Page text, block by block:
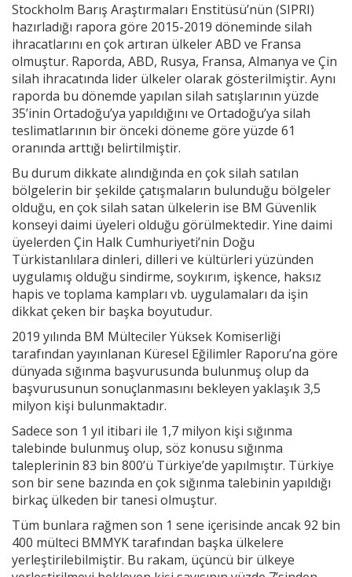
Stockholm Barış Araştırmaları Enstitüsü’nün (SIPRI)
hazırladığı rapora göre 2015-2019 döneminde silah
ihracatlarını en çok artıran ülkeler ABD ve Fransa
olmuştur. Raporda, ABD, Rusya, Fransa, Almanya ve Çin
silah ihracatında lider ülkeler olarak gösterilmiştir. Aynı
raporda bu dönemde yapılan silah satışlarının yüzde
35’inin Ortadoğu’ya yapıldığını ve Ortadoğu’ya silah
teslimatlarının bir önceki döneme göre yüzde 61
oranında arttığı belirtilmiştir.
Bu durum dikkate alındığında en çok silah satılan
bölgelerin bir şekilde çatışmaların bulunduğu bölgeler
olduğu, en çok silah satan ülkelerin ise BM Güvenlik
konseyi daimi üyeleri olduğu görülmektedir. Yine daimi
üyelerden Çin Halk Cumhuriyeti’nin Doğu
Türkistanlılara dinleri, dilleri ve kültürleri yüzünden
uygulamış olduğu sindirme, soykırım, işkence, haksız
hapis ve toplama kampları vb. uygulamaları da işin
dikkat çeken bir başka boyutudur.
2019 yılında BM Mülteciler Yüksek Komiserliği
tarafından yayınlanan Küresel Eğilimler Raporu’na göre
dünyada sığınma başvurusunda bulunmuş olup da
başvurusunun sonuçlanmasını bekleyen yaklaşık 3,5
milyon kişi bulunmaktadır.
Sadece son 1 yıl itibari ile 1,7 milyon kişi sığınma
talebinde bulunmuş olup, söz konusu sığınma
taleplerinin 83 bin 800’ü Türkiye’de yapılmıştır. Türkiye
son bir sene bazında en çok sığınma talebinin yapıldığı
birkaç ülkeden bir tanesi olmuştur.
Tüm bunlara rağmen son 1 sene içerisinde ancak 92 bin
400 mülteci BMMYK tarafından başka ülkelere
yerleştirilebilmiştir. Bu rakam, üçüncü bir ülkeye